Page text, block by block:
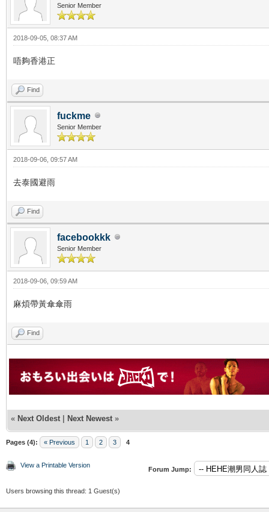
Senior Member
2018-09-05, 08:37 AM
唔夠香港正
Find
fuckme
Senior Member
2018-09-06, 09:57 AM
去泰國避雨
Find
facebookkk
Senior Member
2018-09-06, 09:59 AM
麻煩帶黃傘傘雨
Find
« Next Oldest | Next Newest »
Pages (4): « Previous 1 2 3 4
View a Printable Version
Forum Jump:
Users browsing this thread: 1 Guest(s)